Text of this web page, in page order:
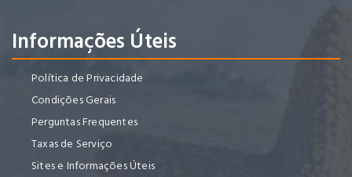
Informações Úteis
Política de Privacidade
Condições Gerais
Perguntas Frequentes
Taxas de Serviço
Sites e Informações Úteis